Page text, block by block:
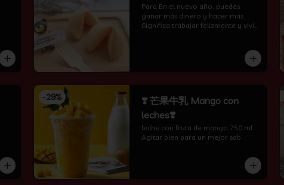
Para En el nuevo año, puedes
ganar más dinero y hacer más.
Significa trabajar felizmente y vivir
-29%
❣️ 芒果牛乳 Mango con
leches❣️
leche con fruta de mango 750 ml
Agitar bien para un mejor sab